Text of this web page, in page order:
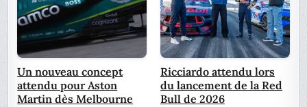
Un nouveau concept
attendu pour Aston
Martin dès Melbourne
Ricciardo attendu lors
du lancement de la Red
Bull de 2026